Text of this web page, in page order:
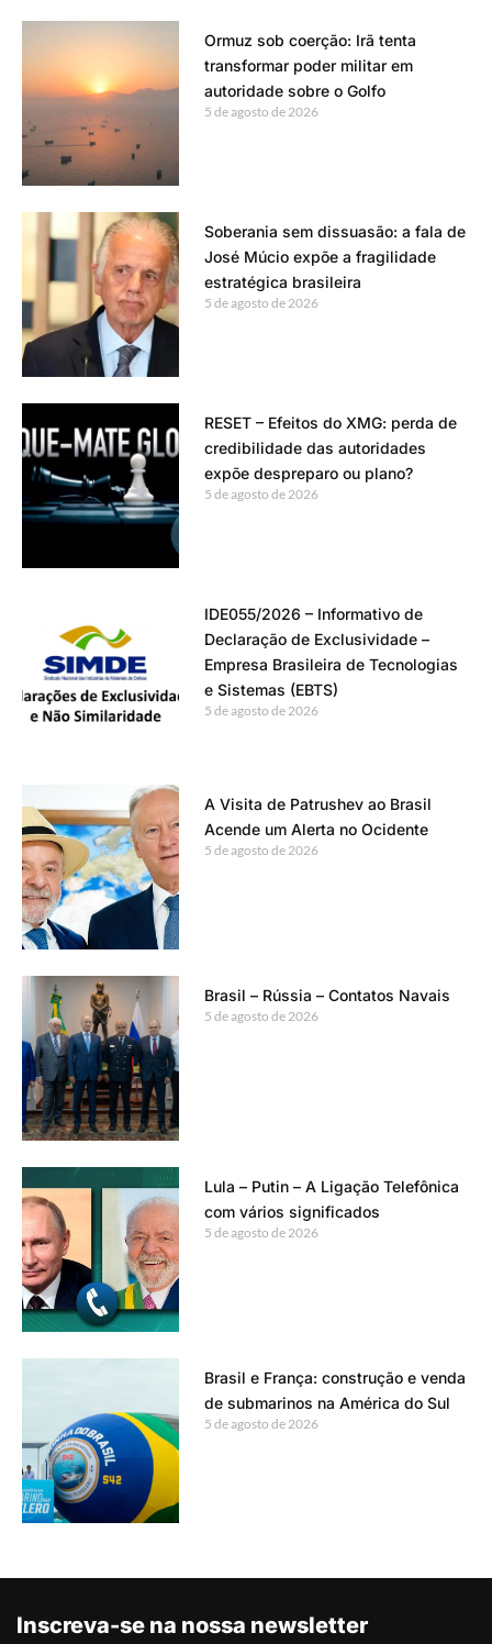
Ormuz sob coerção: Irã tenta
transformar poder militar em
autoridade sobre o Golfo
5 de agosto de 2026
Soberania sem dissuasão: a fala de
José Múcio expõe a fragilidade
estratégica brasileira
5 de agosto de 2026
RESET – Efeitos do XMG: perda de
credibilidade das autoridades
expõe despreparo ou plano?
5 de agosto de 2026
IDE055/2026 – Informativo de
Declaração de Exclusividade –
Empresa Brasileira de Tecnologias
e Sistemas (EBTS)
5 de agosto de 2026
A Visita de Patrushev ao Brasil
Acende um Alerta no Ocidente
5 de agosto de 2026
Brasil – Rússia – Contatos Navais
5 de agosto de 2026
Lula – Putin – A Ligação Telefônica
com vários significados
5 de agosto de 2026
Brasil e França: construção e venda
de submarinos na América do Sul
5 de agosto de 2026
Inscreva-se na nossa newsletter